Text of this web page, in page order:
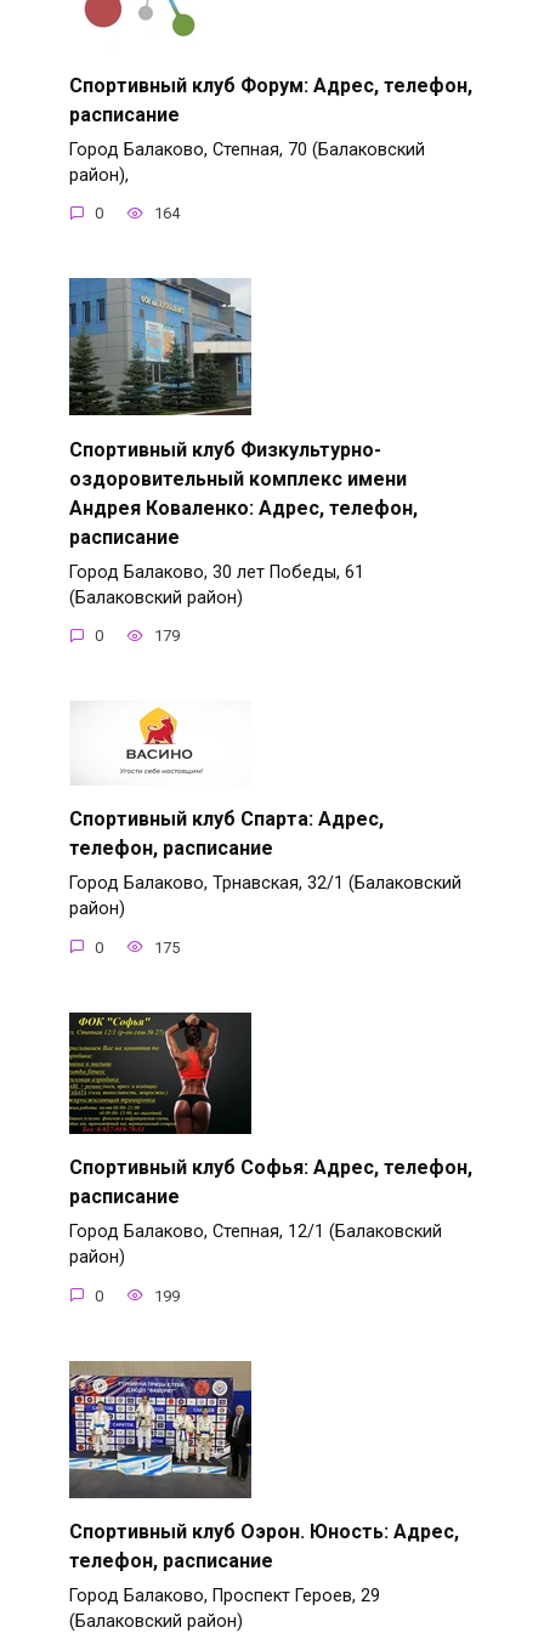
Спортивный клуб Форум: Адрес, телефон,
расписание
Город Балаково, Степная, 70 (Балаковский
район),
0 164
Спортивный клуб Физкультурно-
оздоровительный комплекс имени
Андрея Коваленко: Адрес, телефон,
расписание
Город Балаково, 30 лет Победы, 61
(Балаковский район)
0 179
Спортивный клуб Спарта: Адрес,
телефон, расписание
Город Балаково, Трнавская, 32/1 (Балаковский
район)
0 175
Спортивный клуб Софья: Адрес, телефон,
расписание
Город Балаково, Степная, 12/1 (Балаковский
район)
0 199
Спортивный клуб Оэрон. Юность: Адрес,
телефон, расписание
Город Балаково, Проспект Героев, 29
(Балаковский район)